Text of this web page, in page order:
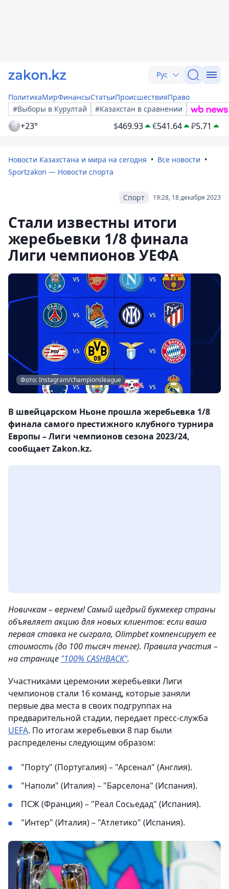
Рус
ПолитикаМирФинансыСтатьиПроисшествияПраво
#Выборы в Курултай
#Казахстан в сравнении
+23° $469.93 €541.64 ₽5.71
Новости Казахстана и мира на сегодня
Все новости
Sportzakon — Новости спорта
19:28, 18 декабря 2023
Спорт
Стали известны итоги
жеребьевки 1/8 финала
Лиги чемпионов УЕФА
Фото: Instagram/championsleague
В швейцарском Ньоне прошла жеребьевка 1/8
финала самого престижного клубного турнира
Европы – Лиги чемпионов сезона 2023/24,
сообщает Zakon.kz.
Новичкам – вернем! Самый щедрый букмекер страны
объявляет акцию для новых клиентов: если ваша
первая ставка не сыграла, Olimpbet компенсирует ее
стоимость (до 100 тысяч тенге). Правила участия –
на странице "100% CASHBACK".
Участниками церемонии жеребьевки Лиги
чемпионов стали 16 команд, которые заняли
первые два места в своих подгруппах на
предварительной стадии, передает пресс-служба
UEFA. По итогам жеребьевки 8 пар были
распределены следующим образом:
"Порту" (Португалия) – "Арсенал" (Англия).
"Наполи" (Италия) – "Барселона" (Испания).
ПСЖ (Франция) – "Реал Сосьедад" (Испания).
"Интер" (Италия) – "Атлетико" (Испания).